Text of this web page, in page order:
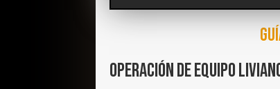
OPERACIÓN DE EQUIPO